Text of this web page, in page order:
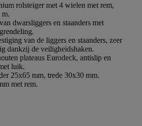
rolsteiger met 4 wielen met rem,
m.
dwarsliggers en staanders met
van de liggers en staanders, zeer
dankzij de veiligheidshaken.
plateaus Eurodeck, antislip en
luik.
25x65 mm, trede 30x30 mm.
met rem.